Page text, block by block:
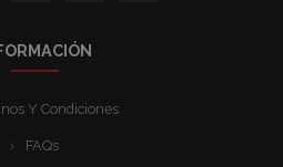
Y Condiciones
FAQs